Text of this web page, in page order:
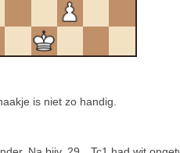
is niet zo handig.